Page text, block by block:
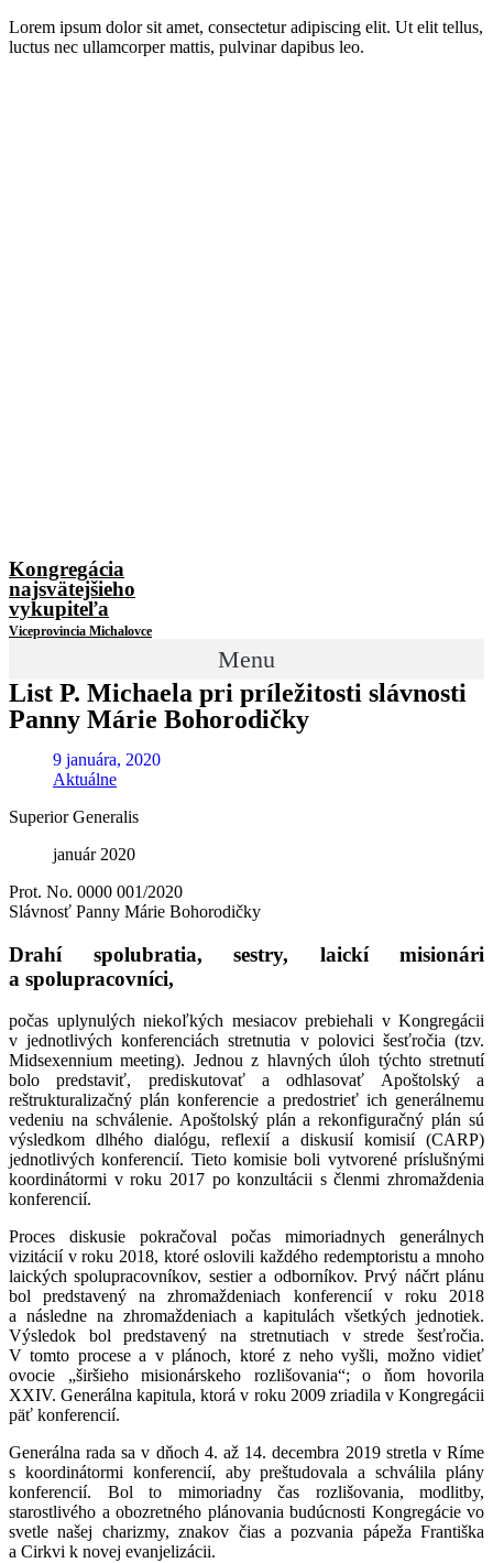
Lorem ipsum dolor sit amet, consectetur adipiscing elit. Ut elit tellus,
luctus nec ullamcorper mattis, pulvinar dapibus leo.
Kongregácia
najsvätejšieho
vykupiteľa
Viceprovincia Michalovce
Menu
List P. Michaela pri príležitosti slávnosti
Panny Márie Bohorodičky
9 januára, 2020
Aktuálne
Superior Generalis
január 2020
Prot. No. 0000 001/2020
Slávnosť Panny Márie Bohorodičky
Drahí spolubratia, sestry, laickí misionári
a spolupracovníci,
počas uplynulých niekoľkých mesiacov prebiehali v Kongregácii
v jednotlivých konferenciách stretnutia v polovici šesťročia (tzv.
Midsexennium meeting). Jednou z hlavných úloh týchto stretnutí
bolo predstaviť, prediskutovať a odhlasovať Apoštolský a
reštrukturalizačný plán konferencie a predostrieť ich generálnemu
vedeniu na schválenie. Apoštolský plán a rekonfiguračný plán sú
výsledkom dlhého dialógu, reflexií a diskusií komisií (CARP)
jednotlivých konferencií. Tieto komisie boli vytvorené príslušnými
koordinátormi v roku 2017 po konzultácii s členmi zhromaždenia
konferencií.
Proces diskusie pokračoval počas mimoriadnych generálnych
vizitácií v roku 2018, ktoré oslovili každého redemptoristu a mnoho
laických spolupracovníkov, sestier a odborníkov. Prvý náčrt plánu
bol predstavený na zhromaždeniach konferencií v roku 2018
a následne na zhromaždeniach a kapitulách všetkých jednotiek.
Výsledok bol predstavený na stretnutiach v strede šesťročia.
V tomto procese a v plánoch, ktoré z neho vyšli, možno vidieť
ovocie „širšieho misionárskeho rozlišovania“; o ňom hovorila
XXIV. Generálna kapitula, ktorá v roku 2009 zriadila v Kongregácii
päť konferencií.
Generálna rada sa v dňoch 4. až 14. decembra 2019 stretla v Ríme
s koordinátormi konferencií, aby preštudovala a schválila plány
konferencií. Bol to mimoriadny čas rozlišovania, modlitby,
starostlivého a obozretného plánovania budúcnosti Kongregácie vo
svetle našej charizmy, znakov čias a pozvania pápeža Františka
a Cirkvi k novej evanjelizácii.